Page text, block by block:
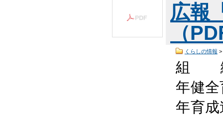
広報
（
くらしの情報 >
組
年健
年育